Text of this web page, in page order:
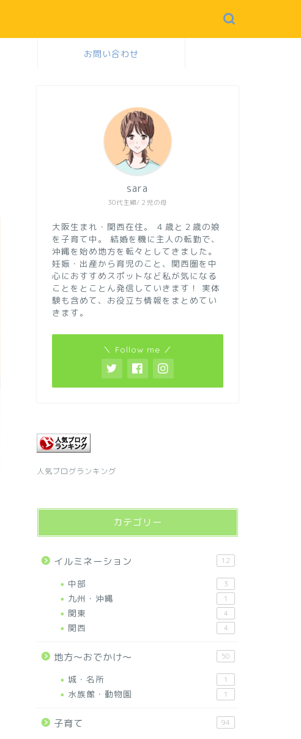
お問い合わせ
30代主婦/２児の母
sara
大阪生まれ・関西在住。
４歳と２歳の娘
を子育て中。
結婚を機に主人の転勤で、
沖縄を始め地方を転々としてきました。
妊娠・出産から育児のこと、関西圏を中
心におすすめスポットなど私が気になる
ことをとことん発信していきます！
実体
験も含めて、お役立ち情報をまとめてい
きます。
＼ Follow me ／
人気ブログランキング
カテゴリー
イルミネーション 12
中部 3
九州・沖縄 1
関東 4
関西 4
地方～おでかけ～ 50
城・名所 1
水族館・動物園 1
子育て 94